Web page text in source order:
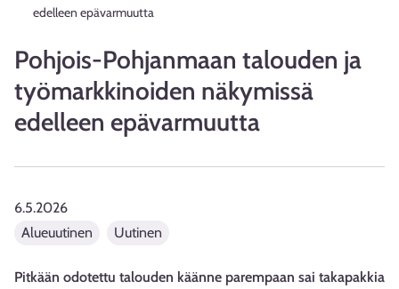
edelleen epävarmuutta
Pohjois-Pohjanmaan talouden ja
työmarkkinoiden näkymissä
edelleen epävarmuutta
6.5.2026
Alueuutinen
Uutinen
Pitkään odotettu talouden käänne parempaan sai takapakkia